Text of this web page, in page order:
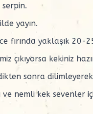
yayın.
fırında yaklaşık 20-
çıkıyorsa kekiniz
sonra
nemli kek sevenler